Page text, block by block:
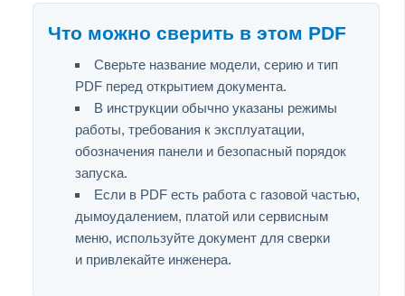
Что можно сверить в этом PDF
Сверьте название модели, серию и тип
PDF перед открытием документа.
В инструкции обычно указаны режимы
работы, требования к эксплуатации,
обозначения панели и безопасный порядок
запуска.
Если в PDF есть работа с газовой частью,
дымоудалением, платой или сервисным
меню, используйте документ для сверки
и привлекайте инженера.